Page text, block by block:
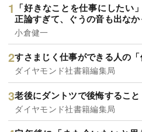
「好きなことを仕事にしたい
正論すぎて、ぐうの音も出なか
小倉健一
すさまじく仕事ができる人の
ダイヤモンド社書籍編集局
老後にダントツで後悔するこ
ダイヤモンド社書籍編集局